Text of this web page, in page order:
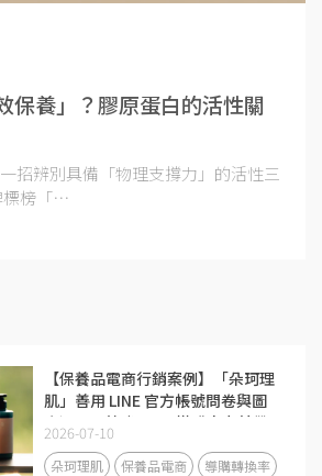
保養」？膠原蛋白的活性關
招辨別具備「物理支撐力」的活性三
標榜「⋯
【保養品電商行銷案例】「朵珂理
肌」善用 LINE 官方帳號問卷與圖
文選單，節省 50% 導購人力並帶
動回流率大增 40%
2026-07-10
朵珂理肌 保養品電商
導購轉換率